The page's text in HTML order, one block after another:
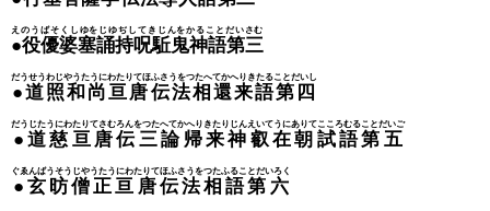
●役優婆塞誦持呪駈鬼神語第三
えのうばそくしゆをじゆぢしてきじんをかることだいさむ
●道照和尚亘唐伝法相還来語第四
だうせうわじやうたうにわたりてほふさうをつたへてかへりきたることだいし
●道慈亘唐伝三論帰来神叡在朝試語第五
だうじたうにわたりてさむろんをつたへてかへりきたりじんえいてうにありてこころむることだいご
●玄昉僧正亘唐伝法相語第六
ぐゑんばうそうじやうたうにわたりてほふさうをつたふることだいろく